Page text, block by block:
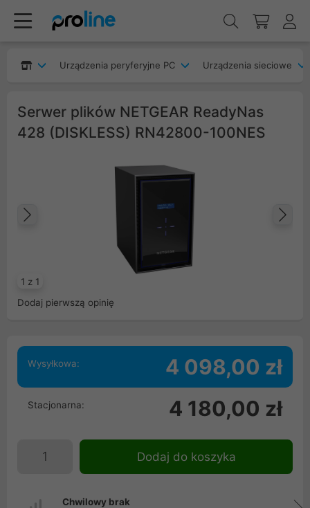
Urządzenia peryferyjne PC Urządzenia sieciowe
Serwer plików NETGEAR ReadyNas
428 (DISKLESS) RN42800-100NES
1 z 1
Poprzedni
Dodaj pierwszą opinię
Wysyłkowa: 4 098,00 zł
Stacjonarna: 4 180,00 zł
Dodaj do koszyka
Chwilowy brak